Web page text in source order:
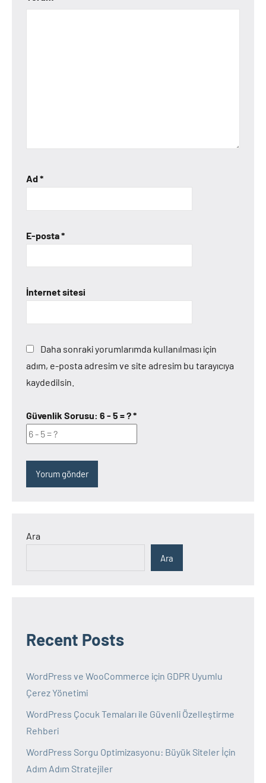
Ad*
E-posta*
İnternet sitesi
Daha sonraki yorumlarımda kullanılması için
adım, e-posta adresim ve site adresim bu tarayıcıya
kaydedilsin.
Güvenlik Sorusu: 6 - 5 = ?*
Ara
Ara
Recent Posts
WordPress ve WooCommerce için GDPR Uyumlu
Çerez Yönetimi
WordPress Çocuk Temaları ile Güvenli Özelleştirme
Rehberi
WordPress Sorgu Optimizasyonu: Büyük Siteler İçin
Adım Adım Stratejiler